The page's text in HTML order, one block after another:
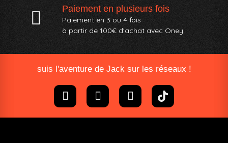
Paiement en plusieurs fois
Paiement en 3 ou 4 fois
à partir de 100€ d'achat avec Oney​
suis l'aventure de Jack sur les réseaux !